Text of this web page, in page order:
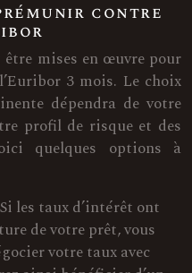
contre
mises en œuvre pour
3 mois. Le choix
dépendra de votre
profil de risque et des
quelques options à
Si les taux d’intérêt ont
de votre prêt, vous
votre taux avec